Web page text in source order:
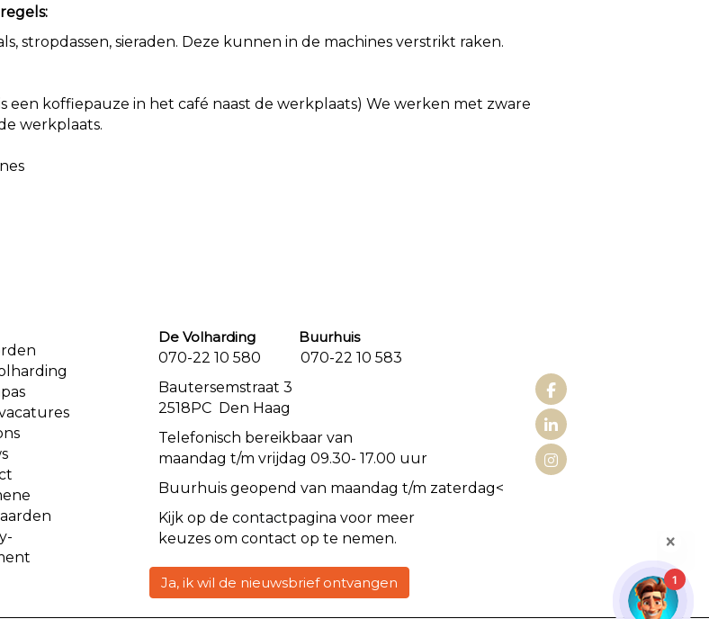
stropdassen, sieraden. Deze kunnen in de machines verstrikt raken.
een koffiepauze in het café naast de werkplaats) We werken met zware
werkplaats.
De Volharding Buurhuis
070-22 10 580 070-22 10 583
Bautersemstraat 3
2518PC Den Haag
Telefonisch bereikbaar van
maandag t/m vrijdag 09.30- 17.00 uur
Buurhuis geopend van maandag t/m zaterdag<
Kijk op de contactpagina voor meer
keuzes om contact op te nemen.
Ja, ik wil de nieuwsbrief ontvangen 1